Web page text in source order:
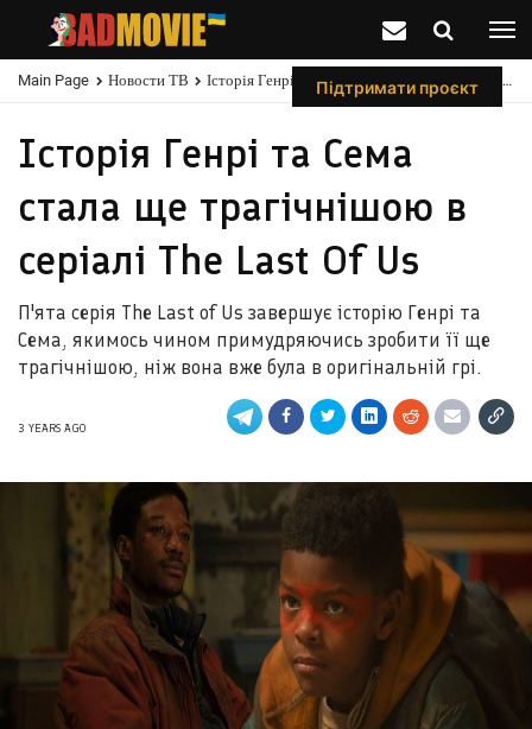
Підтримати проєкт
Main Page Новости ТВ Історія Генрі Та Сема Стала Ще Трагічнішою В Серіалі The Last Of Us
Історія Генрі та Сема
стала ще трагічнішою в
серіалі The Last Of Us
П'ята серія The Last of Us завершує історію Генрі та
Сема, якимось чином примудряючись зробити її ще
трагічнішою, ніж вона вже була в оригінальній грі.
3 YEARS AGO